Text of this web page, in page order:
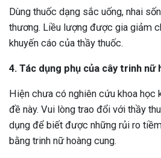
Dùng thuốc dạng sắc uống, nhai
thương. Liều lượng được gia giảm
khuyến cáo của thầy thuốc.
4. Tác dụng phụ của cây trinh nữ
Hiện chưa có nghiên cứu khoa học
đề này. Vui lòng trao đổi với thầy
dụng để biết được những rủi ro
bằng trinh nữ hoàng cung.